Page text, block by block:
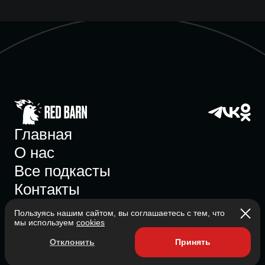
Главная
О нас
Все подкасты
Контакты
Состоит в ассоциации с 2023
Пользуясь нашим сайтом, вы соглашаетесь с тем, что
мы используем cookies
Отклонить Принять